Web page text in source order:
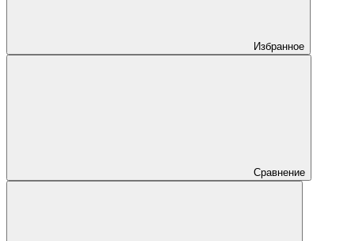
Избранное
Сравнение